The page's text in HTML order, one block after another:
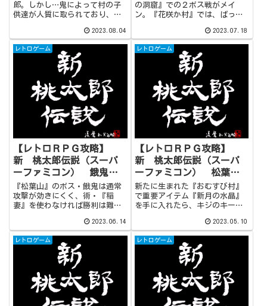
郎。しかし…鬼によって村の子
供達が人質に取られており、金
陥っています。一刻も早く助け
に行きたいところですが、まず
は『どくけし』と『鹿角』の術
を習得しましょう。 中でも『鹿
角』の術は今後のボス戦で重宝
されるのでおススメです。
2023.08.04
の洞窟』での２ボス戦がメイ
ン。『花咲か村』では、ばっか
敵・さとりわっぱを先に倒すの
がポイント。『音無しの洞窟』
の天賊鬼は、行動を選ばせてく
れる優しいボス。遠慮せずに一
番被害の少ない『小波』を選び
ましょう。
2023.07.18
レトロゲーム
【レトロＲＰＧ攻略】
新 桃太郎伝説（スーパ
ーファミコン） 餓鬼と
の戦い、花咲かの村
『松葉山』のボス・餓鬼は通常
攻撃が効きにくく、術・『稲
妻』を使わなければ勝利は難し
がメンバーから離脱し、次の目
的地『花咲か村』を目指す展開
に。『花咲か村』では水牢の攻
略が最も重要。１ヶ所だけ色が
違う壁が水牢からの脱出ポイン
トです。
2023.06.14
レトロゲーム
【レトロＲＰＧ攻略】
新 桃太郎伝説（スーパ
ーファミコン） 松葉
山、稲妻仙人の庵
新たに生まれた『おむすび村』
で重要アイテム『新月の水晶』
を手に入れたら、キジのキーコ
『松葉山』には『稲妻仙人の
庵』もあります。戦闘中だけで
はなく移動中にも活躍する『稲
妻』ですが、一発でクリアする
には運にも恵まれなければなり
ません。
2023.05.10
レトロゲーム レトロゲーム